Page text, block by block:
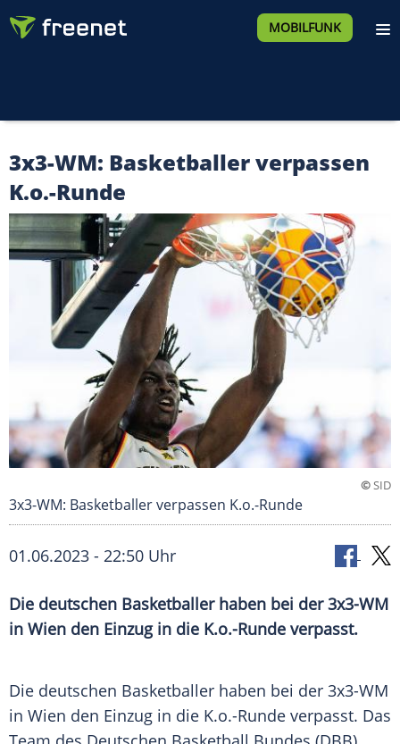
MOBILFUNK
3x3-WM: Basketballer verpassen
K.o.-Runde
©SID
3x3-WM: Basketballer verpassen K.o.-Runde
01.06.2023 - 22:50 Uhr
Die deutschen Basketballer haben bei der 3x3-WM
in Wien den Einzug in die K.o.-Runde verpasst.
Die deutschen Basketballer haben bei der 3x3-WM
in Wien den Einzug in die K.o.-Runde verpasst. Das